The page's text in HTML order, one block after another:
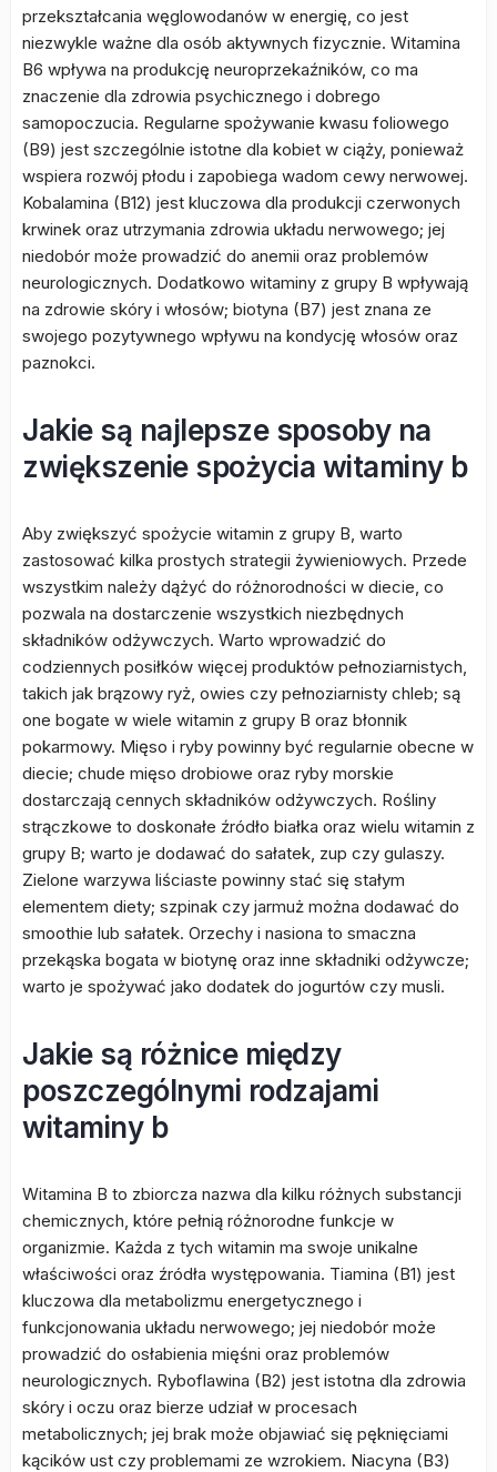
przekształcania węglowodanów w energię, co jest
niezwykle ważne dla osób aktywnych fizycznie. Witamina
B6 wpływa na produkcję neuroprzekaźników, co ma
znaczenie dla zdrowia psychicznego i dobrego
samopoczucia. Regularne spożywanie kwasu foliowego
(B9) jest szczególnie istotne dla kobiet w ciąży, ponieważ
wspiera rozwój płodu i zapobiega wadom cewy nerwowej.
Kobalamina (B12) jest kluczowa dla produkcji czerwonych
krwinek oraz utrzymania zdrowia układu nerwowego; jej
niedobór może prowadzić do anemii oraz problemów
neurologicznych. Dodatkowo witaminy z grupy B wpływają
na zdrowie skóry i włosów; biotyna (B7) jest znana ze
swojego pozytywnego wpływu na kondycję włosów oraz
paznokci.
Jakie są najlepsze sposoby na
zwiększenie spożycia witaminy b
Aby zwiększyć spożycie witamin z grupy B, warto
zastosować kilka prostych strategii żywieniowych. Przede
wszystkim należy dążyć do różnorodności w diecie, co
pozwala na dostarczenie wszystkich niezbędnych
składników odżywczych. Warto wprowadzić do
codziennych posiłków więcej produktów pełnoziarnistych,
takich jak brązowy ryż, owies czy pełnoziarnisty chleb; są
one bogate w wiele witamin z grupy B oraz błonnik
pokarmowy. Mięso i ryby powinny być regularnie obecne w
diecie; chude mięso drobiowe oraz ryby morskie
dostarczają cennych składników odżywczych. Rośliny
strączkowe to doskonałe źródło białka oraz wielu witamin z
grupy B; warto je dodawać do sałatek, zup czy gulaszy.
Zielone warzywa liściaste powinny stać się stałym
elementem diety; szpinak czy jarmuż można dodawać do
smoothie lub sałatek. Orzechy i nasiona to smaczna
przekąska bogata w biotynę oraz inne składniki odżywcze;
warto je spożywać jako dodatek do jogurtów czy musli.
Jakie są różnice między
poszczególnymi rodzajami
witaminy b
Witamina B to zbiorcza nazwa dla kilku różnych substancji
chemicznych, które pełnią różnorodne funkcje w
organizmie. Każda z tych witamin ma swoje unikalne
właściwości oraz źródła występowania. Tiamina (B1) jest
kluczowa dla metabolizmu energetycznego i
funkcjonowania układu nerwowego; jej niedobór może
prowadzić do osłabienia mięśni oraz problemów
neurologicznych. Ryboflawina (B2) jest istotna dla zdrowia
skóry i oczu oraz bierze udział w procesach
metabolicznych; jej brak może objawiać się pęknięciami
kącików ust czy problemami ze wzrokiem. Niacyna (B3)